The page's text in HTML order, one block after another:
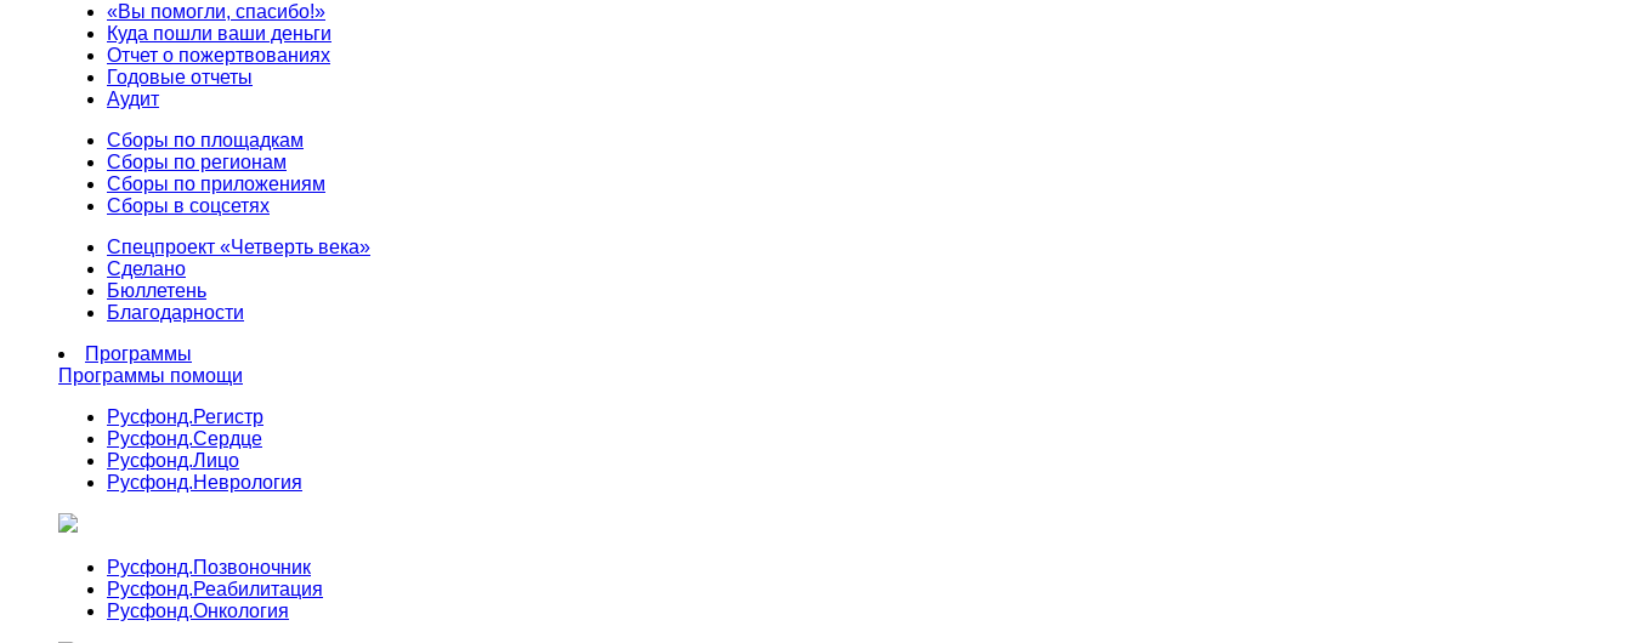
«Вы помогли, спасибо!»
Куда пошли ваши деньги
Отчет о пожертвованиях
Годовые отчеты
Аудит
Сборы по площадкам
Сборы по регионам
Сборы по приложениям
Сборы в соцсетях
Спецпроект «Четверть века»
Сделано
Бюллетень
Благодарности
Программы
Программы помощи
Русфонд.Регистр
Русфонд.Сердце
Русфонд.Лицо
Русфонд.Неврология
Русфонд.Позвоночник
Русфонд.Реабилитация
Русфонд.Онкология